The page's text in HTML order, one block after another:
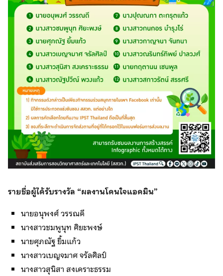
รายชื่อผู้ได้รับรางวัล “ผลงานโดนใจแอดมิน”
นายอนุพงศ์ วรรณดี
นางสาวชมพูนุท ศิยะพงษ์
นายศุภณัฐ ยิ้มแก้ว
นางสาวเบญจมาศ จรัลศิลป์
นางสาวสุนิสา สงเคราะธรรม